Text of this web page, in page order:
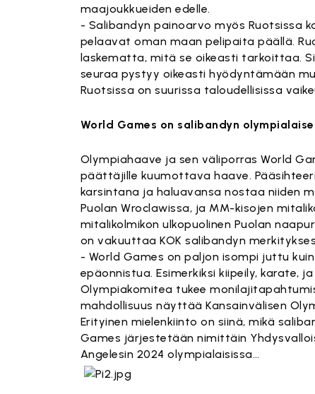
maajoukkueiden edelle.
- Salibandyn painoarvo myös Ruotsissa
pelaavat oman maan pelipaita päällä.
laskematta, mitä se oikeasti tarkoittaa.
seuraa pystyy oikeasti hyödyntämään
Ruotsissa on suurissa taloudellisissa
World Games on salibandyn
Olympiahaave ja sen väliporras World
päättäjille kuumottava haave.
karsintana ja haluavansa nostaa niiden
Puolan Wroclawissa, ja MM-kisojen
mitalikolmikon ulkopuolinen Puolan
on vakuuttaa KOK salibandyn
- World Games on paljon isompi juttu
epäonnistua. Esimerkiksi kiipeily, karate,
Olympiakomitea tukee
mahdollisuus näyttää Kansainvälisen
Erityinen mielenkiinto on siinä, mikä
Games järjestetään nimittäin
Angelesin 2024 olympialaisissa…